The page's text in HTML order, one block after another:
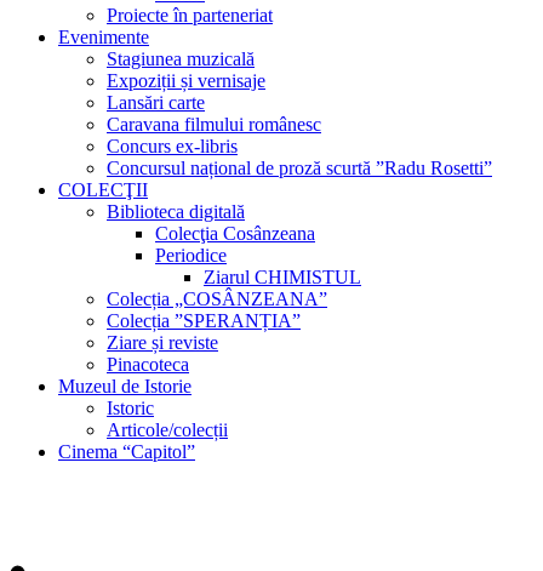
Proiecte în parteneriat
Evenimente
Stagiunea muzicală
Expoziții și vernisaje
Lansări carte
Caravana filmului românesc
Concurs ex-libris
Concursul național de proză scurtă ”Radu Rosetti”
COLECŢII
Biblioteca digitală
Colecţia Cosânzeana
Periodice
Ziarul CHIMISTUL
Colecția „COSÂNZEANA”
Colecția ”SPERANȚIA”
Ziare și reviste
Pinacoteca
Muzeul de Istorie
Istoric
Articole/colecții
Cinema “Capitol”